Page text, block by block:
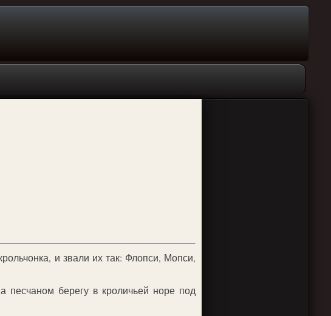
и звали их так: Флопси, Мопси,
берегу в кроличьей норе под